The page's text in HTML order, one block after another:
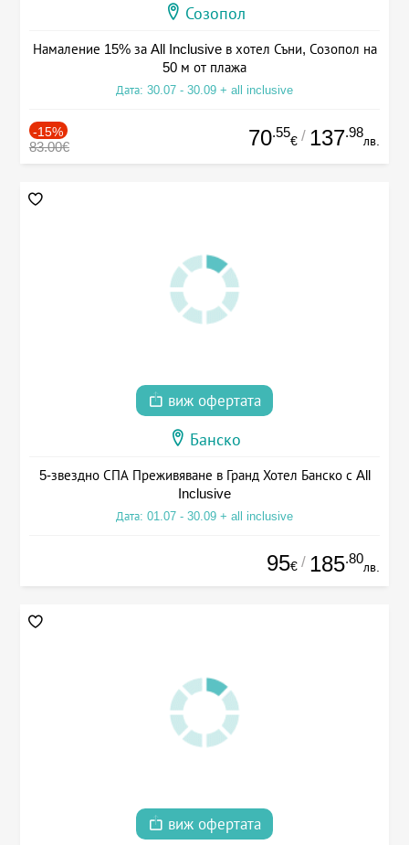
Созопол
Намаление 15% за All Inclusive в хотел Съни, Созопол на
50 м от плажа
Дата: 30.07 - 30.09 + all inclusive
-15%
83.00€ 70.55
€ / 137.98
лв.
виж офертата
Банско
5-звездно СПА Преживяване в Гранд Хотел Банско с All
Inclusive
Дата: 01.07 - 30.09 + all inclusive
95€ / 185.80
лв.
виж офертата